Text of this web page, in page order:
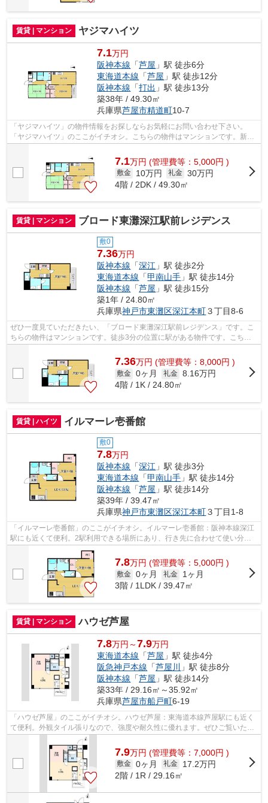
賃貸 | マンション ヤジマハイツ
7.1万円
阪神本線 「芦屋 」駅 徒歩6分
東海道本線 「芦屋 」駅 徒歩12分
阪神本線 「打出 」駅 徒歩13分
築38年 / 49.30㎡
兵庫県芦屋市精道町10-7
「ヤジマハイツ」の物件情報をお探しならお気軽にお問い合わせ下さい。
「ヤジマハイツ」のここがイチオシ。こちらの物件はマンションです。新し
7.1万円 (管理費等：5,000円 )
敷金 10万円 礼金 30万円
4階 / 2DK / 49.30㎡
賃貸 | マンション ブロード東灘深江駅前レジデンス
敷0
7.36万円
阪神本線 「深江 」駅 徒歩2分
東海道本線 「甲南山手 」駅 徒歩14分
阪神本線 「芦屋 」駅 徒歩15分
築1年 / 24.80㎡
兵庫県神戸市東灘区深江本町３丁目8-6
ぜひ一度見ていただきたい、「ブロード東灘深江駅前レジデンス」です。こ
ちらの物件はマンションです。徒歩3分の位置に駅がある物件です。こちら
の物件にはエレベーターが付いています...
7.36万円 (管理費等：8,000円 )
敷金 0ヶ月 礼金 8.16万円
4階 / 1K / 24.80㎡
賃貸 | ハイツ イルマーレ壱番館
敷0
7.8万円
阪神本線 「深江 」駅 徒歩3分
東海道本線 「甲南山手 」駅 徒歩14分
阪神本線 「芦屋 」駅 徒歩14分
築39年 / 39.47㎡
兵庫県神戸市東灘区深江本町３丁目1-8
「イルマーレ壱番館」のここがイチオシ。イルマーレ壱番館：阪神本線深江
駅にも近くて便利。2駅利用できる場所にあり、行き先に合わせて使い分け
ができます。多くの方にご好評をいただ...
7.8万円 (管理費等：5,000円 )
敷金 0ヶ月 礼金
1ヶ月
3階 / 1LDK / 39.47㎡
賃貸 | マンション ハウゼ芦屋
7.8万円～7.9万円
東海道本線 「芦屋 」駅 徒歩4分
阪急神戸本線 「芦屋川
」駅 徒歩8分
阪神本線 「芦屋 」駅 徒歩14分
築33年 / 29.16㎡～35.92㎡
兵庫県芦屋市船戸町6-19
「ハウゼ芦屋」のここがイチオシ。ハウゼ芦屋：東海道本線芦屋駅にも近く
て便利。外観タイル張りなので、強度や耐久性に優れます。ぜひご覧いただ
きたい賃貸物件です。芦屋市エリアに...
7.9万円 (管理費等：7,000円 )
敷金 0ヶ月 礼金
17.2万円
2階 / 1R / 29.16㎡